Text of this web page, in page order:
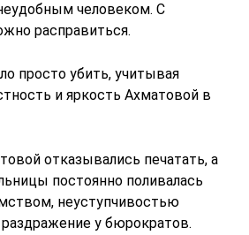
человеком. С
расправиться.
просто убить, учитывая
и яркость Ахматовой в
отказывались печатать, а
постоянно поливалась
неуступчивостью
у бюрократов.